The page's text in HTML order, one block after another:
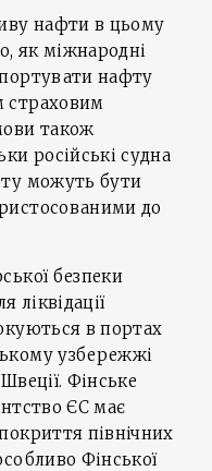
нафти в цьому
як міжнародні
нафту
страховим
також
російські судна
можуть бути
до
безпеки
ліквідації
в портах
узбережжі
Фінське
ЄС має
північних
Фінської